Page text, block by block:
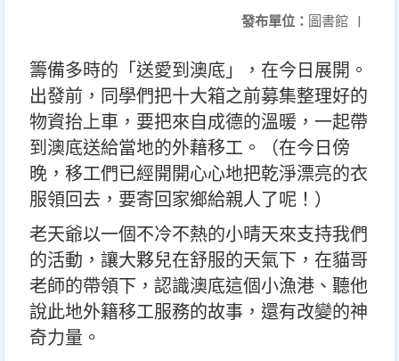
發布單位： 圖書館 |
籌備多時的「送愛到澳底」，在今日展開。
出發前，同學們把十大箱之前募集整理好的
物資抬上車，要把來自成德的溫暖，一起帶
到澳底送給當地的外藉移工。（在今日傍
晚，移工們已經開開心心地把乾淨漂亮的衣
服領回去，要寄回家鄉給親人了呢！）
老天爺以一個不冷不熱的小晴天來支持我們
的活動，讓大夥兒在舒服的天氣下，在貓哥
老師的帶領下，認識澳底這個小漁港、聽他
說此地外籍移工服務的故事，還有改變的神
奇力量。